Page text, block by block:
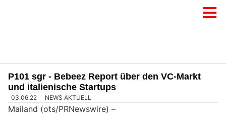
P101 sgr - Bebeez Report über den VC-Markt
und italienische Startups
03.06.22 NEWS AKTUELL
Mailand (ots/PRNewswire) –